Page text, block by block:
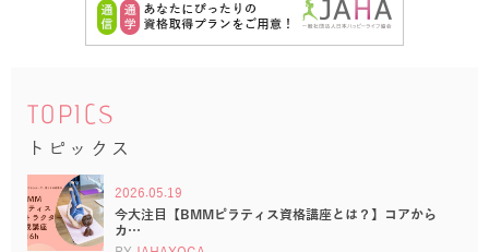
TOPICS
トピックス
2026.05.19
今大注目【BMMピラティス資格講座とは？】コアから
カ…